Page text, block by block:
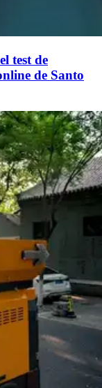
test de
de Santo